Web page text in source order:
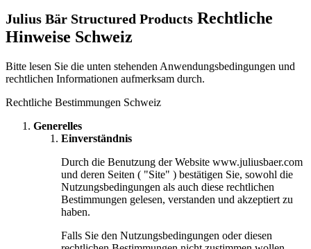
Julius Bär Structured Products Rechtliche
Hinweise Schweiz
Bitte lesen Sie die unten stehenden Anwendungsbedingungen und
rechtlichen Informationen aufmerksam durch.
Rechtliche Bestimmungen Schweiz
Generelles
Einverständnis
Durch die Benutzung der Website www.juliusbaer.com
und deren Seiten ( "Site" ) bestätigen Sie, sowohl die
Nutzungsbedingungen als auch diese rechtlichen
Bestimmungen gelesen, verstanden und akzeptiert zu
haben.
Falls Sie den Nutzungsbedingungen oder diesen